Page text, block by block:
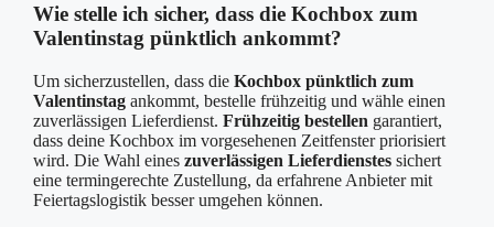
Wie stelle ich sicher, dass die Kochbox zum
Valentinstag pünktlich ankommt?
Um sicherzustellen, dass die Kochbox pünktlich zum
Valentinstagankommt, bestelle frühzeitig und wähle einen
zuverlässigen Lieferdienst. Frühzeitig bestellen garantiert,
dass deine Kochbox im vorgesehenen Zeitfenster priorisiert
wird. Die Wahl eines zuverlässigen Lieferdienstessichert
eine termingerechte Zustellung, da erfahrene Anbieter mit
Feiertagslogistik besser umgehen können.